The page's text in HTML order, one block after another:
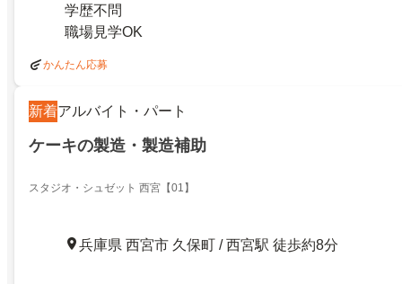
学歴不問
職場見学OK
かんたん応募
新着アルバイト・パート
ケーキの製造・製造補助
スタジオ・シュゼット 西宮【01】
兵庫県 西宮市 久保町 / 西宮駅 徒歩約8分